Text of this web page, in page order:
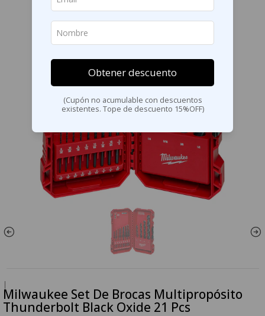
|
Milwaukee Set De Brocas Multipropósito
Thunderbolt Black Oxide 21 Pcs
Obtener descuento
(Cupón no acumulable con descuentos
existentes. Tope de descuento 15%OFF)